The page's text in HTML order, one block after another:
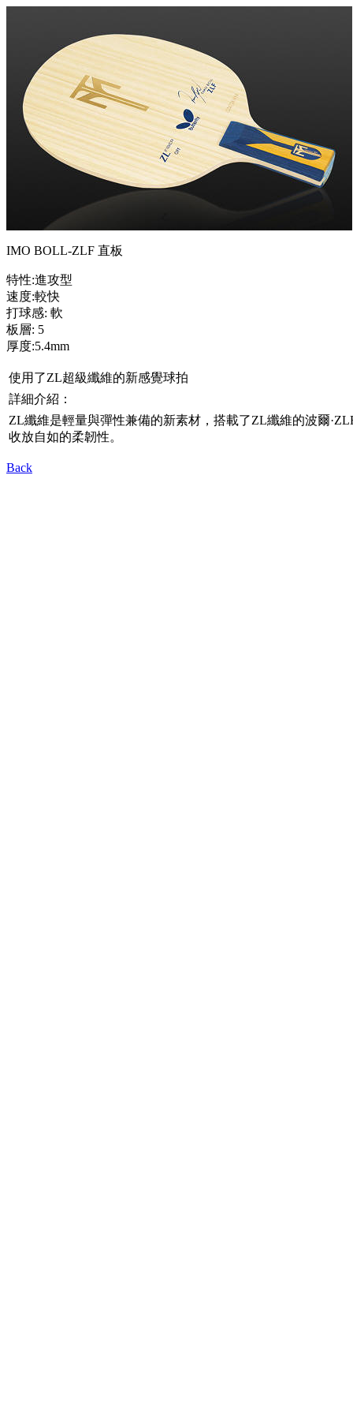
IMO BOLL-ZLF 直板
特性:進攻型
速度:較快
打球感: 軟
板層: 5
厚度:5.4mm
使用了ZL超級纖維的新感覺球拍
詳細介紹：
ZL纖維是輕量與彈性兼備的新素材，搭載了ZL纖維的波爾
收放自如的柔韌性。
Back